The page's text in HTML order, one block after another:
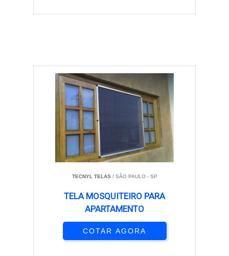
TECNYL TELAS/ SÃO PAULO - SP
TELA MOSQUITEIRO PARA
APARTAMENTO
COTAR AGORA